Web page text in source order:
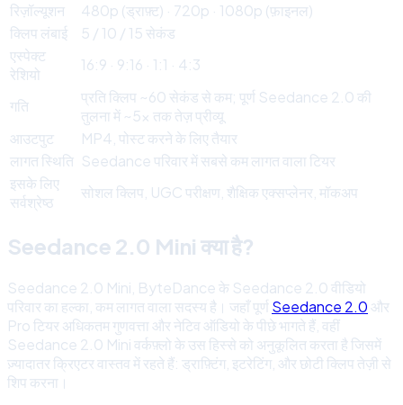
रिज़ॉल्यूशन
480p (ड्राफ़्ट) · 720p · 1080p (फ़ाइनल)
क्लिप लंबाई
5 / 10 / 15 सेकंड
एस्पेक्ट
रेशियो
16:9 · 9:16 · 1:1 · 4:3
गति
प्रति क्लिप ~60 सेकंड से कम; पूर्ण Seedance 2.0 की
तुलना में ~5× तक तेज़ प्रीव्यू
आउटपुट
MP4, पोस्ट करने के लिए तैयार
लागत स्थिति Seedance परिवार में सबसे कम लागत वाला टियर
इसके लिए
सर्वश्रेष्ठ
सोशल क्लिप, UGC परीक्षण, शैक्षिक एक्सप्लेनर, मॉकअप
Seedance 2.0 Mini क्या है?
Seedance 2.0 Mini, ByteDance के Seedance 2.0 वीडियो
परिवार का हल्का, कम लागत वाला सदस्य है। जहाँ पूर्ण Seedance 2.0 और
Pro टियर अधिकतम गुणवत्ता और नेटिव ऑडियो के पीछे भागते हैं, वहीं
Seedance 2.0 Mini वर्कफ़्लो के उस हिस्से को अनुकूलित करता है जिसमें
ज़्यादातर क्रिएटर वास्तव में रहते हैं: ड्राफ़्टिंग, इटरेटिंग, और छोटी क्लिप तेज़ी से
शिप करना।